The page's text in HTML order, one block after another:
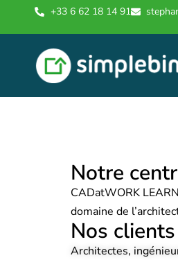
+33 6 62 18 14 91
Notre
CADatWORK
domaine de
Nos clients
Architectes,